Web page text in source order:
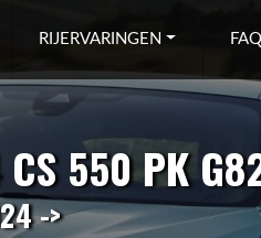
RIJERVARINGEN
550 PK
->